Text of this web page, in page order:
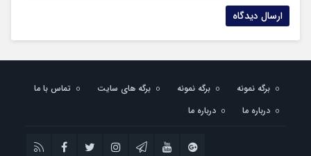
برگه نمونه برگه نمونه برگه های سایت
تماس با ما
درباره ما
درباره ما